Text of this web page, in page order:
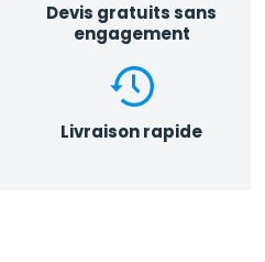
Devis gratuits sans
engagement
Livraison rapide